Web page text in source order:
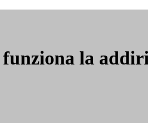
funziona la